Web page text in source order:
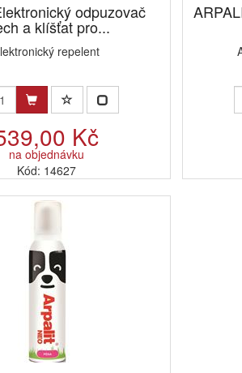
odpuzovač
a klíšťat pro...
repelent
Kč
na objednávku
Kód: 14627